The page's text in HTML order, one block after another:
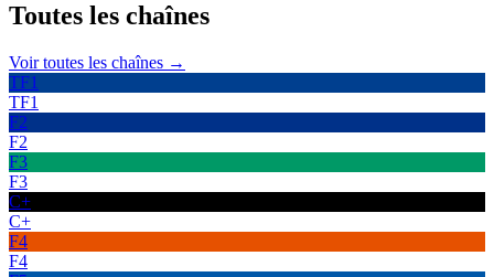
Toutes les chaînes
Voir toutes les chaînes →
TF1
TF1
F2
F2
F3
F3
C+
C+
F4
F4